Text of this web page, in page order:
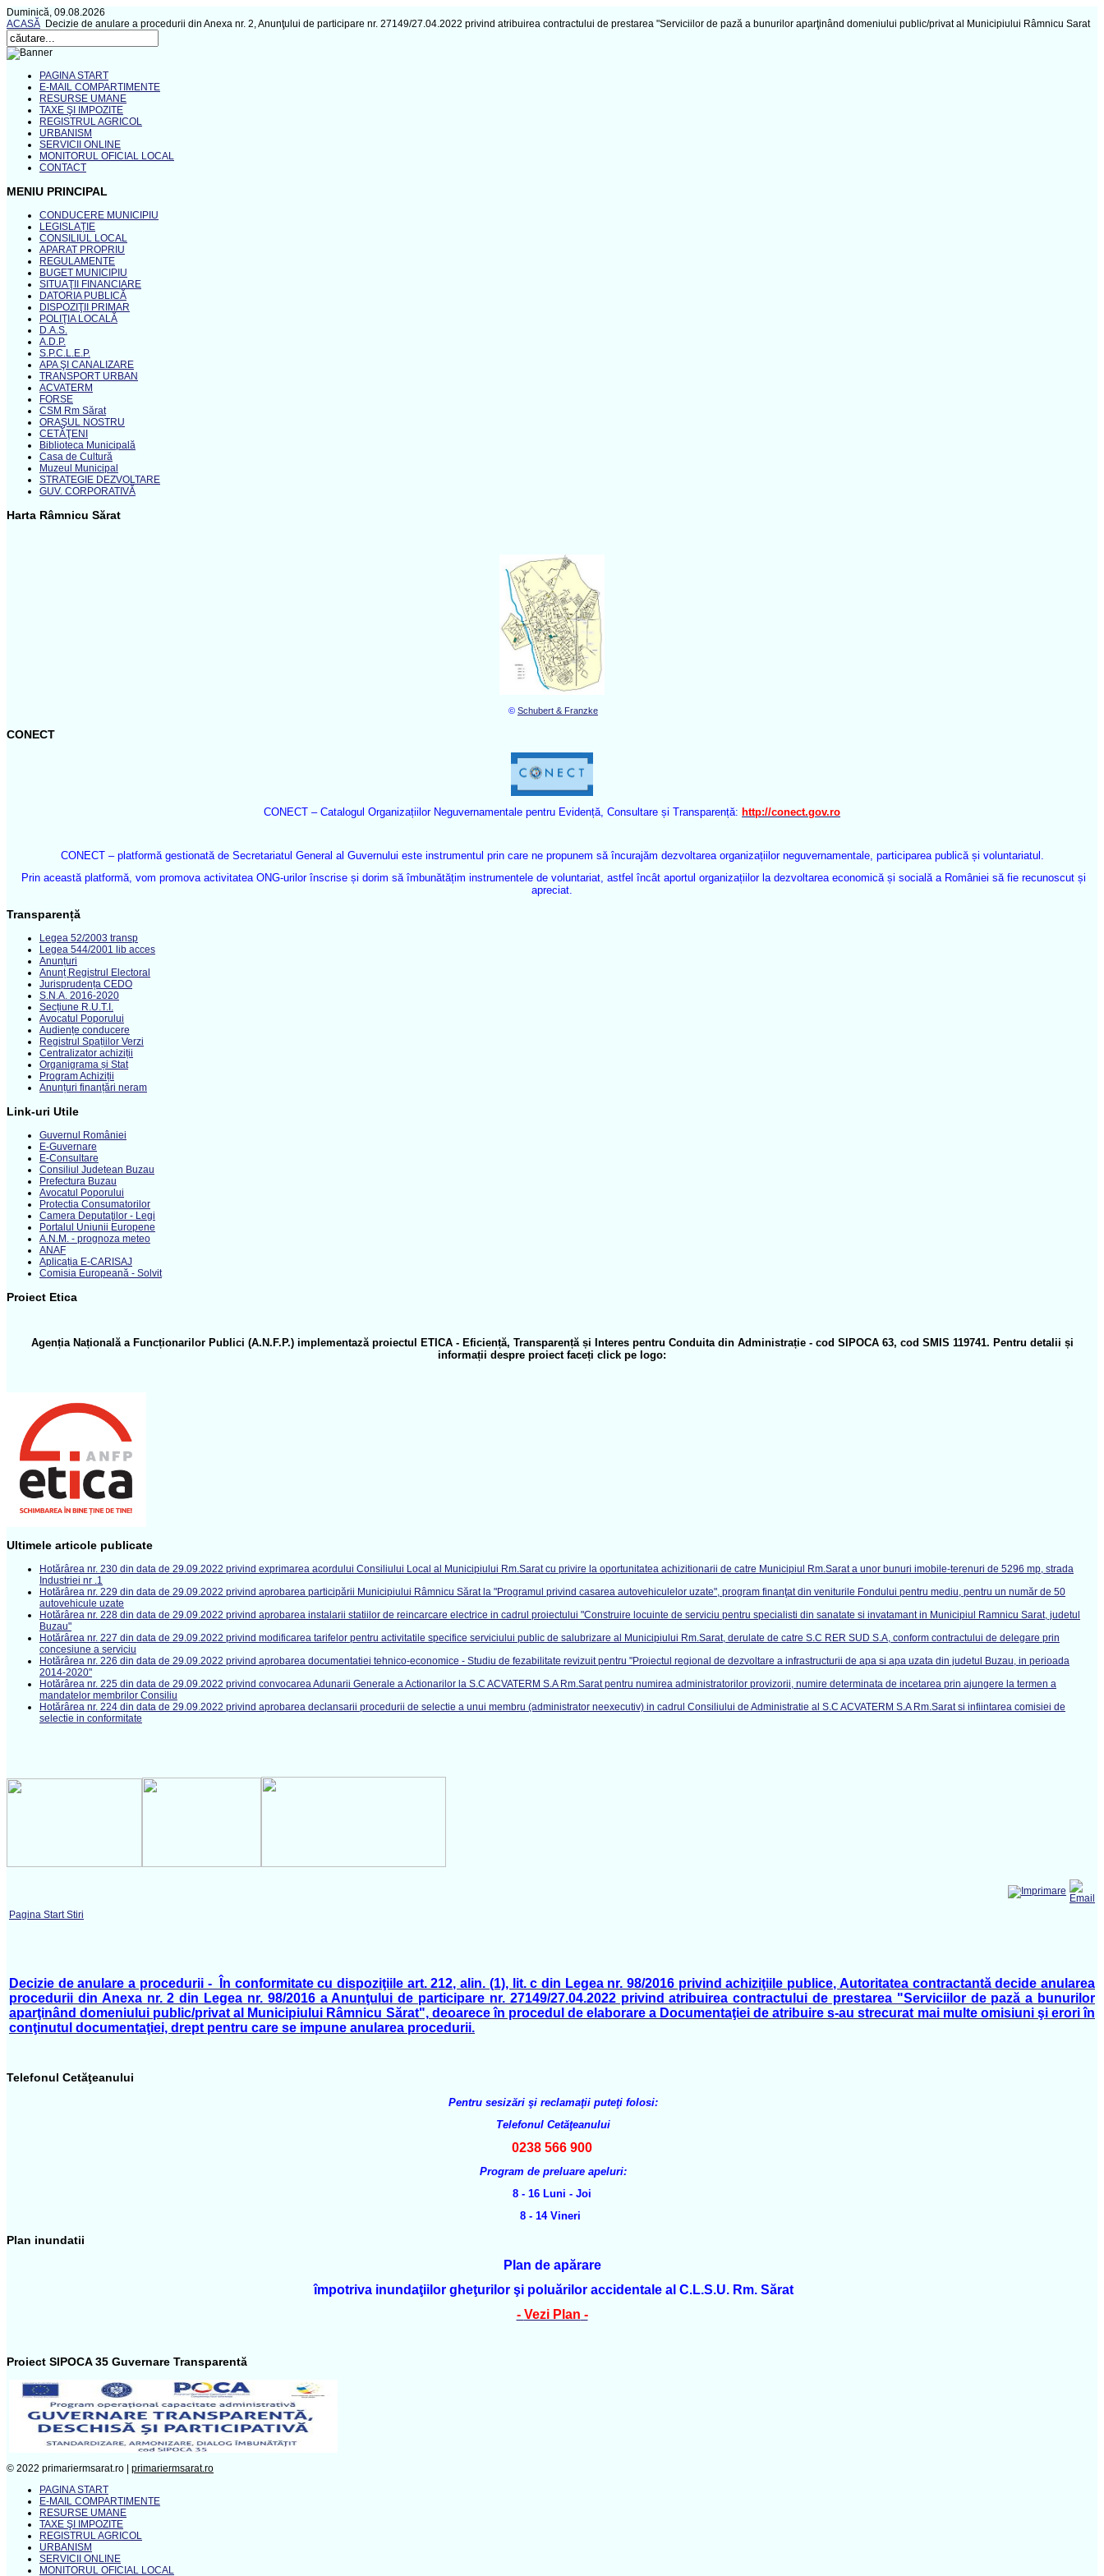
Duminică, 09.08.2026
ACASĂ Decizie de anulare a procedurii din Anexa nr. 2, Anunţului de participare nr. 27149/27.04.2022 privind atribuirea contractului de prestarea "Serviciilor de pază a bunurilor aparţinând domeniului public/privat al Municipiului Râmnicu Sarat
PAGINA START
E-MAIL COMPARTIMENTE
RESURSE UMANE
TAXE ŞI IMPOZITE
REGISTRUL AGRICOL
URBANISM
SERVICII ONLINE
MONITORUL OFICIAL LOCAL
CONTACT
MENIU PRINCIPAL
CONDUCERE MUNICIPIU
LEGISLAȚIE
CONSILIUL LOCAL
APARAT PROPRIU
REGULAMENTE
BUGET MUNICIPIU
SITUAŢII FINANCIARE
DATORIA PUBLICĂ
DISPOZIŢII PRIMAR
POLIŢIA LOCALĂ
D.A.S.
A.D.P.
S.P.C.L.E.P.
APA ŞI CANALIZARE
TRANSPORT URBAN
ACVATERM
FORSE
CSM Rm Sărat
ORAŞUL NOSTRU
CETĂŢENI
Biblioteca Municipală
Casa de Cultură
Muzeul Municipal
STRATEGIE DEZVOLTARE
GUV. CORPORATIVĂ
Harta Râmnicu Sărat
© Schubert & Franzke
CONECT
CONECT – Catalogul Organizațiilor Neguvernamentale pentru Evidență, Consultare și Transparență: http://conect.gov.ro
CONECT – platformă gestionată de Secretariatul General al Guvernului este instrumentul prin care ne propunem să încurajăm dezvoltarea organizațiilor neguvernamentale, participarea publică și voluntariatul.
Prin această platformă, vom promova activitatea ONG-urilor înscrise și dorim să îmbunătățim instrumentele de voluntariat, astfel încât aportul organizațiilor la dezvoltarea economică și socială a României să fie recunoscut și
apreciat.
Transparență
Legea 52/2003 transp
Legea 544/2001 lib acces
Anunțuri
Anunț Registrul Electoral
Jurisprudența CEDO
S.N.A. 2016-2020
Secțiune R.U.T.I.
Avocatul Poporului
Audiențe conducere
Registrul Spațiilor Verzi
Centralizator achiziții
Organigrama și Stat
Program Achiziții
Anunțuri finanțări neram
Link-uri Utile
Guvernul României
E-Guvernare
E-Consultare
Consiliul Judetean Buzau
Prefectura Buzau
Avocatul Poporului
Protectia Consumatorilor
Camera Deputaţilor - Legi
Portalul Uniunii Europene
A.N.M. - prognoza meteo
ANAF
Aplicația E-CARISAJ
Comisia Europeană - Solvit
Proiect Etica
Agenția Națională a Funcționarilor Publici (A.N.F.P.) implementază proiectul ETICA - Eficiență, Transparență și Interes pentru Conduita din Administrație - cod SIPOCA 63, cod SMIS 119741. Pentru detalii și
informații despre proiect faceți click pe logo:
Ultimele articole publicate
Hotărârea nr. 230 din data de 29.09.2022 privind exprimarea acordului Consiliului Local al Municipiului Rm.Sarat cu privire la oportunitatea achizitionarii de catre Municipiul Rm.Sarat a unor bunuri imobile-terenuri de 5296 mp, strada
Industriei nr .1
Hotărârea nr. 229 din data de 29.09.2022 privind aprobarea participării Municipiului Râmnicu Sărat la "Programul privind casarea autovehiculelor uzate", program finanţat din veniturile Fondului pentru mediu, pentru un număr de 50
autovehicule uzate
Hotărârea nr. 228 din data de 29.09.2022 privind aprobarea instalarii statiilor de reincarcare electrice in cadrul proiectului "Construire locuinte de serviciu pentru specialisti din sanatate si invatamant in Municipiul Ramnicu Sarat, judetul
Buzau"
Hotărârea nr. 227 din data de 29.09.2022 privind modificarea tarifelor pentru activitatile specifice serviciului public de salubrizare al Municipiului Rm.Sarat, derulate de catre S.C RER SUD S.A, conform contractului de delegare prin
concesiune a serviciu
Hotărârea nr. 226 din data de 29.09.2022 privind aprobarea documentatiei tehnico-economice - Studiu de fezabilitate revizuit pentru "Proiectul regional de dezvoltare a infrastructurii de apa si apa uzata din judetul Buzau, in perioada
2014-2020"
Hotărârea nr. 225 din data de 29.09.2022 privind convocarea Adunarii Generale a Actionarilor la S.C ACVATERM S.A Rm.Sarat pentru numirea administratorilor provizorii, numire determinata de incetarea prin ajungere la termen a
mandatelor membrilor Consiliu
Hotărârea nr. 224 din data de 29.09.2022 privind aprobarea declansarii procedurii de selectie a unui membru (administrator neexecutiv) in cadrul Consiliului de Administratie al S.C ACVATERM S.A Rm.Sarat si infiintarea comisiei de
selectie in conformitate
Pagina Start Stiri
Decizie de anulare a procedurii - În conformitate cu dispoziţiile art. 212, alin. (1), lit. c din Legea nr. 98/2016 privind achiziţiile publice, Autoritatea contractantă decide anularea
procedurii din Anexa nr. 2 din Legea nr. 98/2016 a Anunţului de participare nr. 27149/27.04.2022 privind atribuirea contractului de prestarea "Serviciilor de pază a bunurilor
aparţinând domeniului public/privat al Municipiului Râmnicu Sărat", deoarece în procedul de elaborare a Documentaţiei de atribuire s-au strecurat mai multe omisiuni şi erori în
conţinutul documentaţiei, drept pentru care se impune anularea procedurii.
Telefonul Cetăţeanului
Pentru sesizări şi reclamaţii puteţi folosi:
Telefonul Cetăţeanului
0238 566 900
Program de preluare apeluri:
8 - 16 Luni - Joi
8 - 14 Vineri
Plan inundatii
Plan de apărare
împotriva inundaţiilor gheţurilor şi poluărilor accidentale al C.L.S.U. Rm. Sărat
- Vezi Plan -
Proiect SIPOCA 35 Guvernare Transparentă
© 2022 primariermsarat.ro | primariermsarat.ro
PAGINA START
E-MAIL COMPARTIMENTE
RESURSE UMANE
TAXE ŞI IMPOZITE
REGISTRUL AGRICOL
URBANISM
SERVICII ONLINE
MONITORUL OFICIAL LOCAL